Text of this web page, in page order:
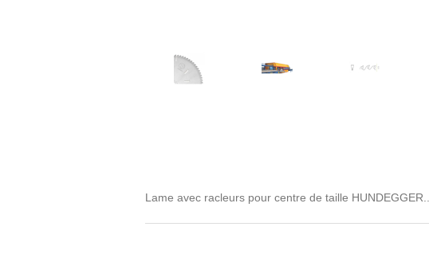
Lame avec racleurs pour centre de taille HUNDEGGER..